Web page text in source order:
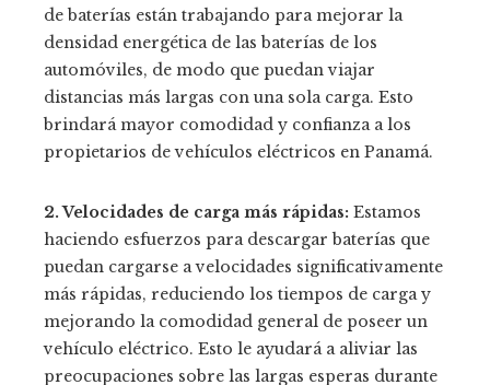
de baterías están trabajando para mejorar la
densidad energética de las baterías de los
automóviles, de modo que puedan viajar
distancias más largas con una sola carga. Esto
brindará mayor comodidad y confianza a los
propietarios de vehículos eléctricos en Panamá.
2. Velocidades de carga más rápidas: Estamos
haciendo esfuerzos para descargar baterías que
puedan cargarse a velocidades significativamente
más rápidas, reduciendo los tiempos de carga y
mejorando la comodidad general de poseer un
vehículo eléctrico. Esto le ayudará a aliviar las
preocupaciones sobre las largas esperas durante